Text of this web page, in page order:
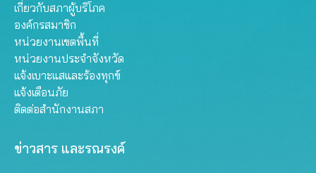
เกี่ยวกับสภาผู้บริโภค
องค์กรสมาชิก
หน่วยงานเขตพื้นที่
หน่วยงานประจำจังหวัด
แจ้งเบาะแสและร้องทุกข์
แจ้งเตือนภัย
ติดต่อสำนักงานสภา
ข่าวสาร และรณรงค์